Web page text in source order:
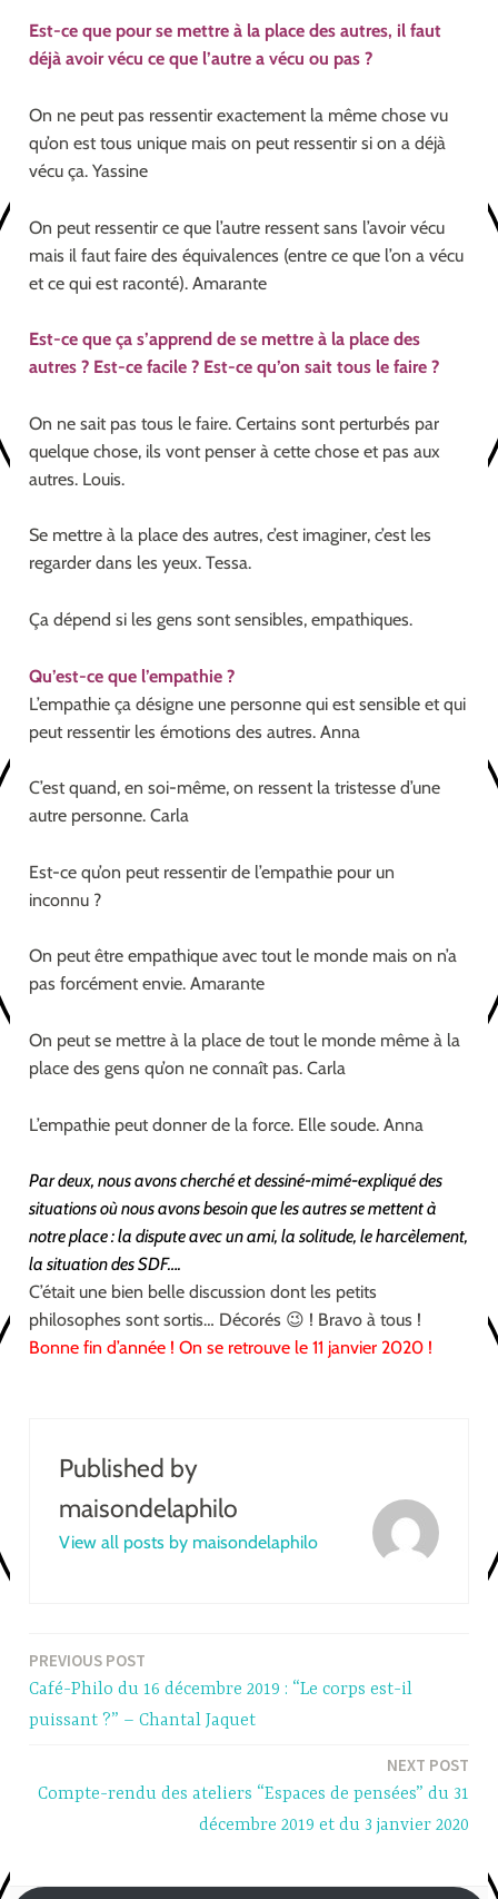
Est-ce que pour se mettre à la place des autres, il faut
déjà avoir vécu ce que l’autre a vécu ou pas ?
On ne peut pas ressentir exactement la même chose vu
qu’on est tous unique mais on peut ressentir si on a déjà
vécu ça. Yassine
On peut ressentir ce que l’autre ressent sans l’avoir vécu
mais il faut faire des équivalences (entre ce que l’on a vécu
et ce qui est raconté). Amarante
Est-ce que ça s’apprend de se mettre à la place des
autres ? Est-ce facile ? Est-ce qu’on sait tous le faire ?
On ne sait pas tous le faire. Certains sont perturbés par
quelque chose, ils vont penser à cette chose et pas aux
autres. Louis.
Se mettre à la place des autres, c’est imaginer, c’est les
regarder dans les yeux. Tessa.
Ça dépend si les gens sont sensibles, empathiques.
Qu’est-ce que l’empathie ?
L’empathie ça désigne une personne qui est sensible et qui
peut ressentir les émotions des autres. Anna
C’est quand, en soi-même, on ressent la tristesse d’une
autre personne. Carla
Est-ce qu’on peut ressentir de l’empathie pour un
inconnu ?
On peut être empathique avec tout le monde mais on n’a
pas forcément envie. Amarante
On peut se mettre à la place de tout le monde même à la
place des gens qu’on ne connaît pas. Carla
L’empathie peut donner de la force. Elle soude. Anna
Par deux, nous avons cherché et dessiné-mimé-expliqué des
situations où nous avons besoin que les autres se mettent à
notre place : la dispute avec un ami, la solitude, le harcèlement,
la situation des SDF….
C’était une bien belle discussion dont les petits
philosophes sont sortis… Décorés 😉 ! Bravo à tous !
Bonne fin d’année ! On se retrouve le 11 janvier 2020 !
Published by
maisondelaphilo
View all posts by maisondelaphilo
Post
navigation
PREVIOUS POST
Café-Philo du 16 décembre 2019 : “Le corps est-il
puissant ?” – Chantal Jaquet
NEXT POST
Compte-rendu des ateliers “Espaces de pensées” du 31
décembre 2019 et du 3 janvier 2020